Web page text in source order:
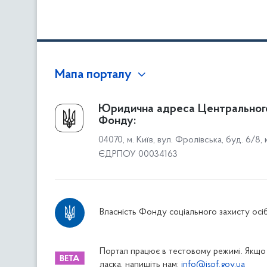
Мапа порталу
Про Фонд
Керівництво
Структура Фонду
Територіальні відділення
Дніпропетровське відділення
Житомирське відділення
Юридична адреса
Фонду:
04070, м. Київ, вул. Фролівська, буд. 6/8,
ЄДРПОУ 00034163
Власність Фонду соціального захисту осіб
Портал працює в тестовому режимі. Якщо
ласка, напишіть нам: info@ispf.gov.ua